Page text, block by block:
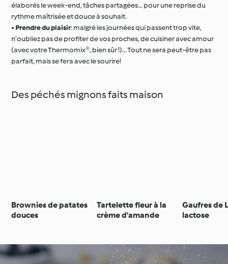
élaborés le week-end, tâches partagées… pour une reprise du
rythme maîtrisée et douce à souhait.
• Prendre du plaisir: malgré les journées qui passent trop vite,
n’oubliez pas de profiter de vos proches, de cuisiner avec amour
(avec votre Thermomix®, bien sûr !)… Tout ne sera peut-être pas
parfait, mais se fera avec le sourire!
Des péchés mignons faits maison
Brownies de patates
douces
Tartelette fleur à la
crème d'amande
Gaufres de
lactose